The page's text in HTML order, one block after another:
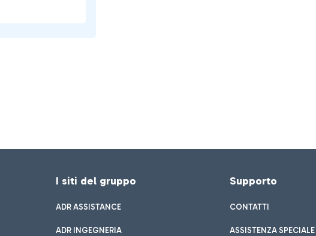
I siti del gruppo
ADR ASSISTANCE
ADR INGEGNERIA
Supporto
CONTATTI
ASSISTENZA SPECIALE